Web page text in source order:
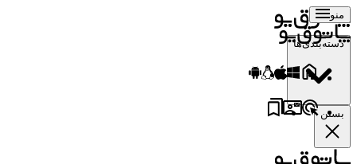
منو
دسته‌بندی‌ها
بستن